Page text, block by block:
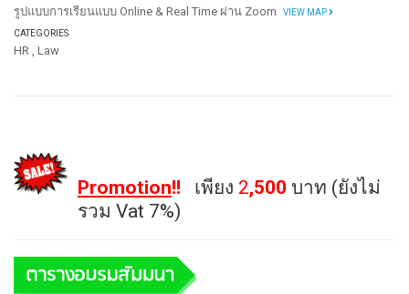
รูปแบบการเรียนแบบ Online & Real Time ผ่าน Zoom VIEW MAP
CATEGORIES
HR , Law
Promotion!! เพียง 2,500 บาท (ยังไม่
รวม Vat 7%)